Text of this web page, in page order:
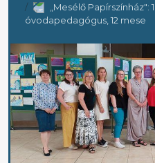
„Mesélő Papírszínház":
óvodapedagógus, 12 mese